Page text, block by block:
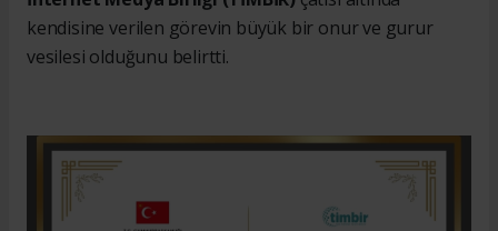
kendisine verilen görevin büyük bir onur ve gurur
vesilesi olduğunu belirtti.